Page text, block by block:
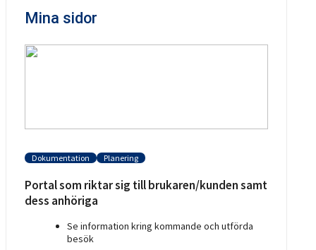
Mina sidor
Dokumentation Planering
Portal som riktar sig till brukaren/kunden samt
dess anhöriga
Se information kring kommande och utförda
besök